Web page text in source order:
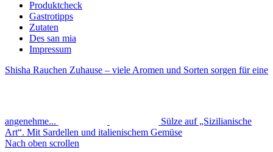
Produktcheck
Gastrotipps
Zutaten
Des san mia
Impressum
Shisha Rauchen Zuhause – viele Aromen und Sorten sorgen für eine
angenehme...
Sülze auf „Sizilianische
Art“. Mit Sardellen und italienischem Gemüse
Nach oben scrollen